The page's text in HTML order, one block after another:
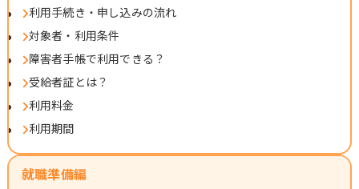
利用手続き・申し込みの流れ
対象者・利用条件
障害者手帳で利用できる？
受給者証とは？
利用料金
利用期間
就職準備編